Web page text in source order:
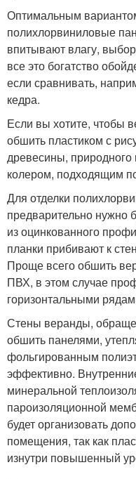
Оптимальным
полихлорвиниловые
впитывают влагу,
все это богатство
если сравнивать,
кедра.
Если вы хотите, чтобы
обшить пластиком с
древесины,
колером, подходящим
Для отделки
предварительно нужно
из оцинкованного
планки прибивают к
Проще всего обшить
ПВХ, в этом случае
горизонтальными
Стены веранды,
обшить панелями,
фольгированным
эффективно.
минеральной
пароизоляционной
будет организовать
помещения, так как
изнутри повышенный